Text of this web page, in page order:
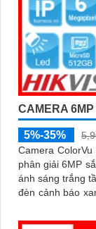
CAMERA
5%-35%
Camera
phân giải 6MP
ánh sáng trắng tầm xa 30m. Tích hợp micro,
đèn cảnh báo